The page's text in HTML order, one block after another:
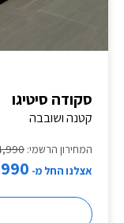
סקודה סיטיגו
קטנה ושובבה
המחירון הרשמי: ₪
אצלנו החל מ- ₪